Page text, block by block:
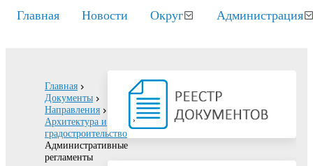
Главная Новости Округ Администрация
Главная
Документы
Направления
Архитектура и
градостроительство
Административные
регламенты